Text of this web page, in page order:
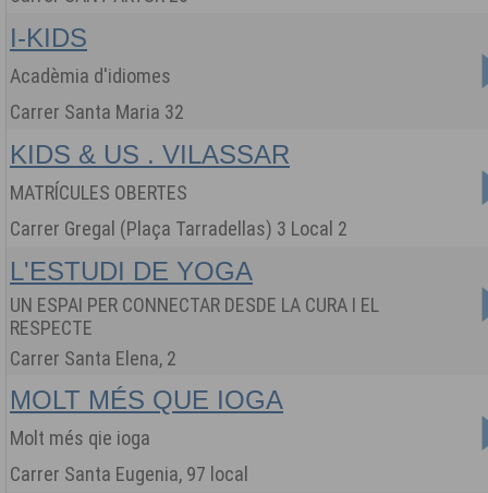
I-KIDS
Acadèmia d'idiomes
Carrer Santa Maria 32
KIDS & US . VILASSAR
MATRÍCULES OBERTES
Carrer Gregal (Plaça Tarradellas) 3 Local 2
L'ESTUDI DE YOGA
UN ESPAI PER CONNECTAR DESDE LA CURA I EL
RESPECTE
Carrer Santa Elena, 2
MOLT MÉS QUE IOGA
Molt més qie ioga
Carrer Santa Eugenia, 97 local